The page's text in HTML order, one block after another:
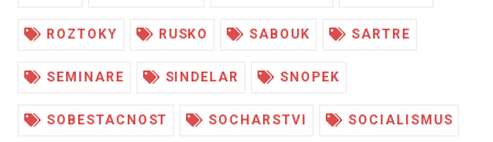
ROZTOKY RUSKO SABOUK SARTRE
SEMINARE SINDELAR SNOPEK
SOBESTACNOST SOCHARSTVI SOCIALISMUS